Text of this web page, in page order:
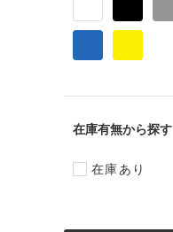
在庫有無
在庫あり